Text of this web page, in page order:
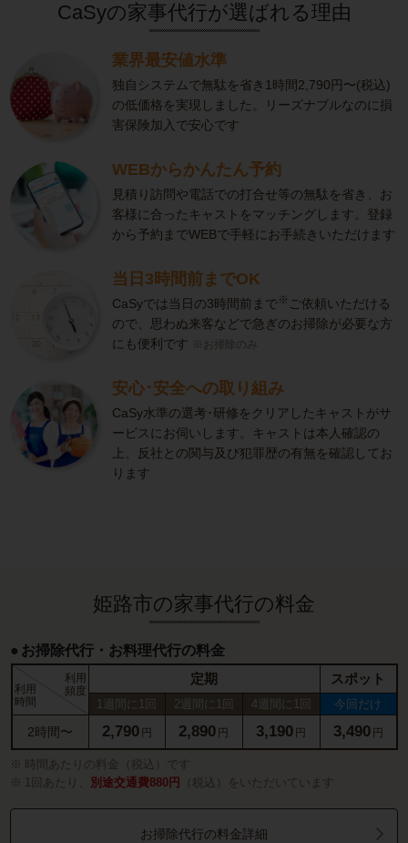
CaSyの家事代行が選ばれる理由
業界最安値水準
独自システムで無駄を省き1時間2,790円〜(税込)
の低価格を実現しました。リーズナブルなのに損
害保険加入で安心です
WEBからかんたん予約
見積り訪問や電話での打合せ等の無駄を省き、お
客様に合ったキャストをマッチングします。登録
から予約までWEBで手軽にお手続きいただけます
当日3時間前までOK
CaSyでは当日の3時間前まで※ ご依頼いただける
ので、思わぬ来客などで急ぎのお掃除が必要な方
にも便利です ※お掃除のみ
安心･安全への取り組み
CaSy水準の選考･研修をクリアしたキャストがサ
ービスにお伺いします。キャストは本人確認の
上、反社との関与及び犯罪歴の有無を確認してお
ります
姫路市の家事代行の料金
お掃除代行・お料理代行の料金
利用
時間
利用
頻度
定期 スポット
1週間に1回 2週間に1回 4週間に1回 今回だけ
2時間〜 2,790 円 2,890 円 3,190 円 3,490 円
時間あたりの料金（税込）です
1回あたり、
別途交通費880円 （税込）をいただいています
お掃除代行の料金詳細